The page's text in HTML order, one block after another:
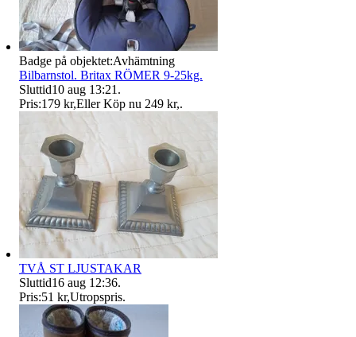
Badge på objektet:Avhämtning
Bilbarnstol. Britax RÖMER 9-25kg.
Sluttid10 aug 13:21 .
Pris:179 kr,Eller Köp nu 249 kr,.
TVÅ ST LJUSTAKAR
Sluttid16 aug 12:36.
Pris:51 kr,Utropspris.